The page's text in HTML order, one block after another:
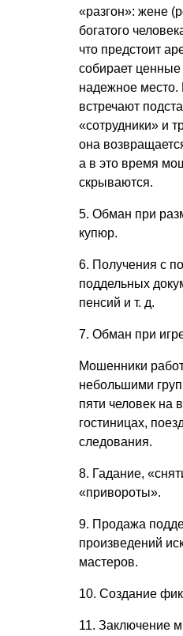
«разгон»: жене
богатого
что предстоит
собирает
надежное место.
встречают
«сотрудники» и
она
а в это время
скрываются.
5. Обман при
купюр.
6. Получения с
поддельных
пенсий и т. д.
7. Обман при
Мошенники
небольшими
пяти человек на
гостиницах,
следования.
8. Гадание,
«привороты».
9. Продажа
произведений
мастеров.
10. Создание
11. Заключение